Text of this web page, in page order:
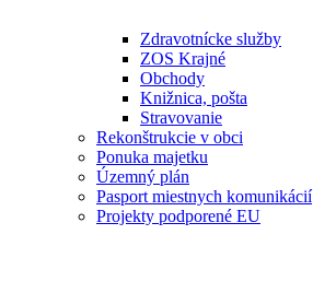
Zdravotnícke služby
ZOS Krajné
Obchody
Knižnica, pošta
Stravovanie
Rekonštrukcie v obci
Ponuka majetku
Územný plán
Pasport miestnych komunikácií
Projekty podporené EU